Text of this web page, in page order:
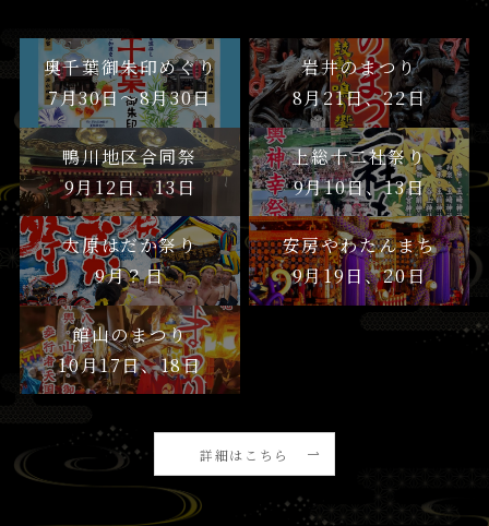
奥千葉御朱印めぐり
7月30日〜8月30日
岩井のまつり
8月21日、22日
鴨川地区合同祭
9月12日、13日
上総十二社祭り
9月10日、13日
大原はだか祭り
9月？日
安房やわたんまち
9月19日、20日
館山のまつり
10月17日、18日
詳細はこちら